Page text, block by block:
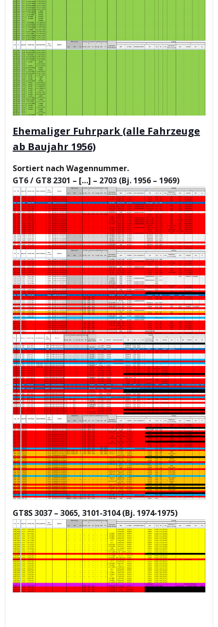
Ehemaliger Fuhrpark (alle Fahrzeuge
ab Baujahr 1956)
Sortiert nach Wagennummer.
GT6 / GT8 2301 – […] – 2703 (Bj. 1956 – 1969)
GT8S 3037 – 3065, 3101-3104 (Bj. 1974-1975)